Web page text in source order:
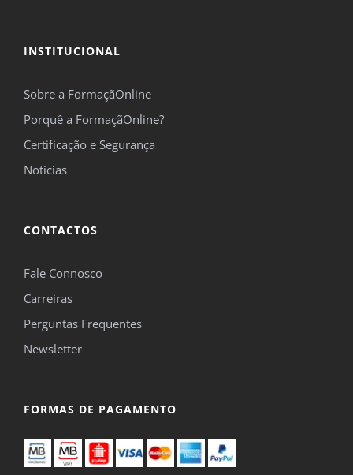
INSTITUCIONAL
Sobre a FormaçãOnline
Porquê a FormaçãOnline?
Certificação e Segurança
Notícias
CONTACTOS
Fale Connosco
Carreiras
Perguntas Frequentes
Newsletter
FORMAS DE PAGAMENTO
Este site é protegido pelo reCAPTCHA e pelo Google
serviço se aplicam.